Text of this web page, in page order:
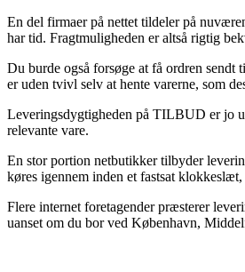
En del firmaer på nettet tildeler på
har tid. Fragtmuligheden er altså rigtig
Du burde også forsøge at få ordren
er uden tvivl selv at hente varerne, som
Leveringsdygtigheden på TILBUD er jo
relevante vare.
En stor portion netbutikker tilbyder
køres igennem inden et fastsat
Flere internet foretagender præsterer
uanset om du bor ved København,